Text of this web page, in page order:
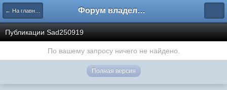
← На главную Форум владельцев интернет-магазинов
Публикации Sad250919
По вашему запросу ничего не найдено.
Полная версия